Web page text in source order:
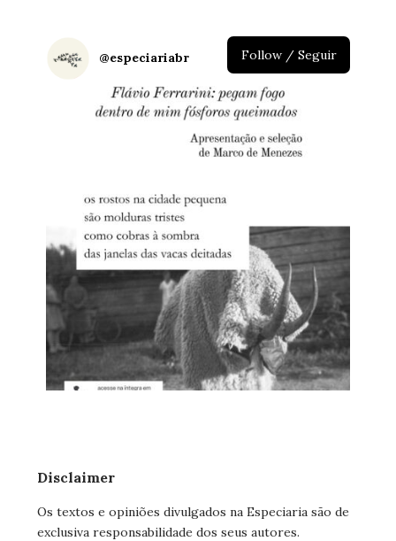
@especiariabr Follow / Seguir
Disclaimer
Os textos e opiniões divulgados na Especiaria são de
exclusiva responsabilidade dos seus autores.